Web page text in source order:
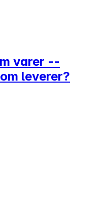
varer --
leverer?